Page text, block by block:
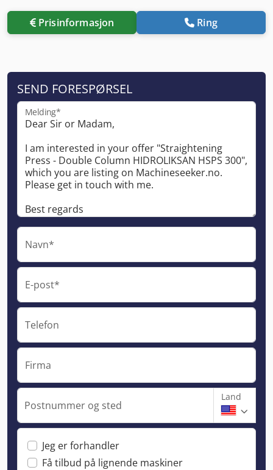
Prisinformasjon Ring
SEND FORESPØRSEL
Melding*
Navn*
E-post*
Telefon
Firma
Postnummer og sted
Land
Jeg er forhandler
Få tilbud på lignende maskiner